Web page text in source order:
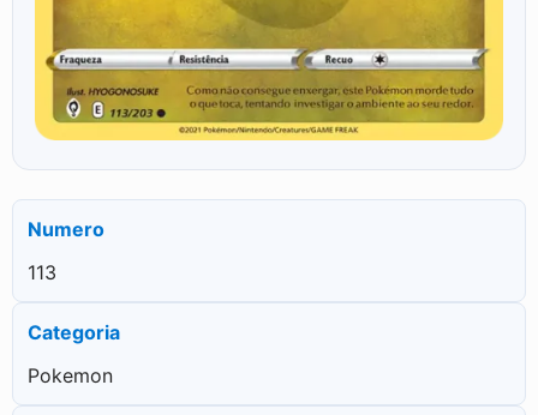
Numero
113
Categoria
Pokemon